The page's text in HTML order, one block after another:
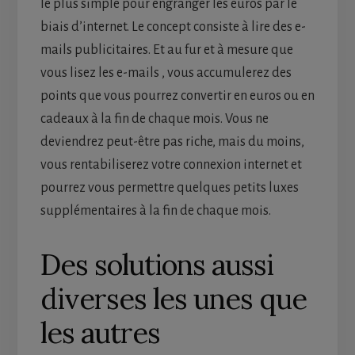
le plus simple pour engranger les euros par le
biais d’internet. Le concept consiste à lire des e-
mails publicitaires. Et au fur et à mesure que
vous lisez les e-mails , vous accumulerez des
points que vous pourrez convertir en euros ou en
cadeaux à la fin de chaque mois. Vous ne
deviendrez peut-être pas riche, mais du moins,
vous rentabiliserez votre connexion internet et
pourrez vous permettre quelques petits luxes
supplémentaires à la fin de chaque mois.
Des solutions aussi
diverses les unes que
les autres